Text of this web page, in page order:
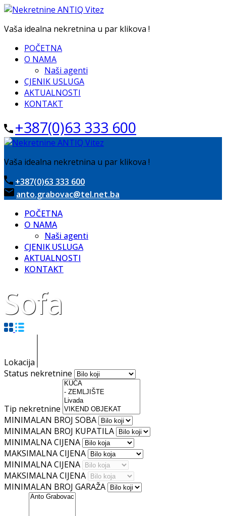
Vaša idealna nekretnina u par klikova !
POČETNA
O NAMA
Naši agenti
CJENIK USLUGA
AKTUALNOSTI
KONTAKT
+387(0)63 333 600
Vaša idealna nekretnina u par klikova !
+387(0)63 333 600
anto.grabovac@tel.net.ba
POČETNA
O NAMA
Naši agenti
CJENIK USLUGA
AKTUALNOSTI
KONTAKT
Sofa
Lokacija
Status nekretnine
Tip nekretnine
MINIMALAN BROJ SOBA
MINIMALAN BROJ KUPATILA
MINIMALNA CIJENA
MAKSIMALNA CIJENA
MINIMALNA CIJENA
MAKSIMALNA CIJENA
MINIMALAN BROJ GARAŽA